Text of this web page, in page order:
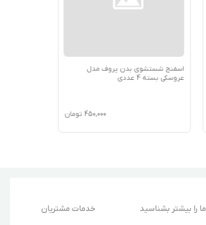
اسفنج شستشوی بدن پروف مدل
عروسکی بسته 4 عددی
450,000 تومان
ما را بیشتر بشناسید خدمات مشتریان